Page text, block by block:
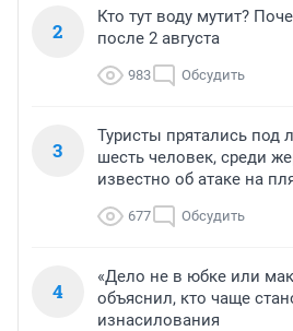
2
Кто тут воду мутит?
после 2 августа
983 Обсудить
3
Туристы прятались под
шесть человек, среди
известно об атаке на
677 Обсудить
4
«Дело не в юбке или
объяснил, кто чаще
изнасилования